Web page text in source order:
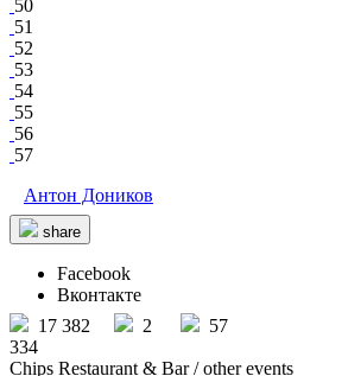
50
51
52
53
54
55
56
57
Антон Доников
share
Facebook
Вконтакте
17 382
2
57
334
Chips Restaurant & Bar/ other events